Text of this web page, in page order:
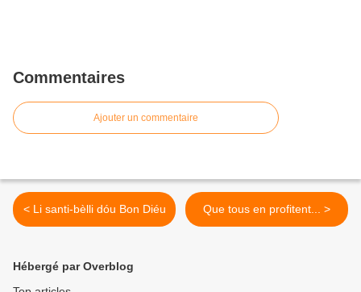
Commentaires
Ajouter un commentaire
< Li santi-bèlli dóu Bon Diéu Que tous en profitent... >
Hébergé par Overblog